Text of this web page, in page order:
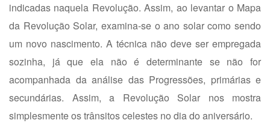
indicadas naquela Revolução. Assim, ao levantar o Mapa
da Revolução Solar, examina-se o ano solar como sendo
um novo nascimento. A técnica não deve ser empregada
sozinha, já que ela não é determinante se não for
acompanhada da análise das Progressões, primárias e
secundárias. Assim, a Revolução Solar nos mostra
simplesmente os trânsitos celestes no dia do aniversário.